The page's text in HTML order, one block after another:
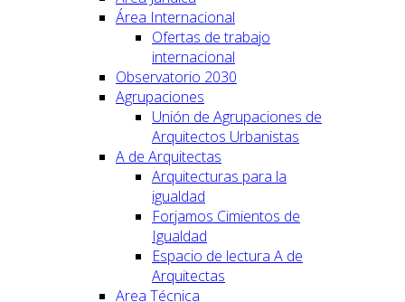
Área Internacional
Ofertas de trabajo
internacional
Observatorio 2030
Agrupaciones
Unión de Agrupaciones de
Arquitectos Urbanistas
A de Arquitectas
Arquitecturas para la
igualdad
Forjamos Cimientos de
Igualdad
Espacio de lectura A de
Arquitectas
Area Técnica